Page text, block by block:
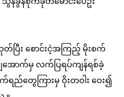
တ်ပြီး စောင်းငဲ့အကြည့် မိုးစက်
ျအောက်မှ လက်ပြရပ်ကျန်ရစ်ခဲ့
တွေကြားမှ ဝိုးတဝါး ဝေး၍